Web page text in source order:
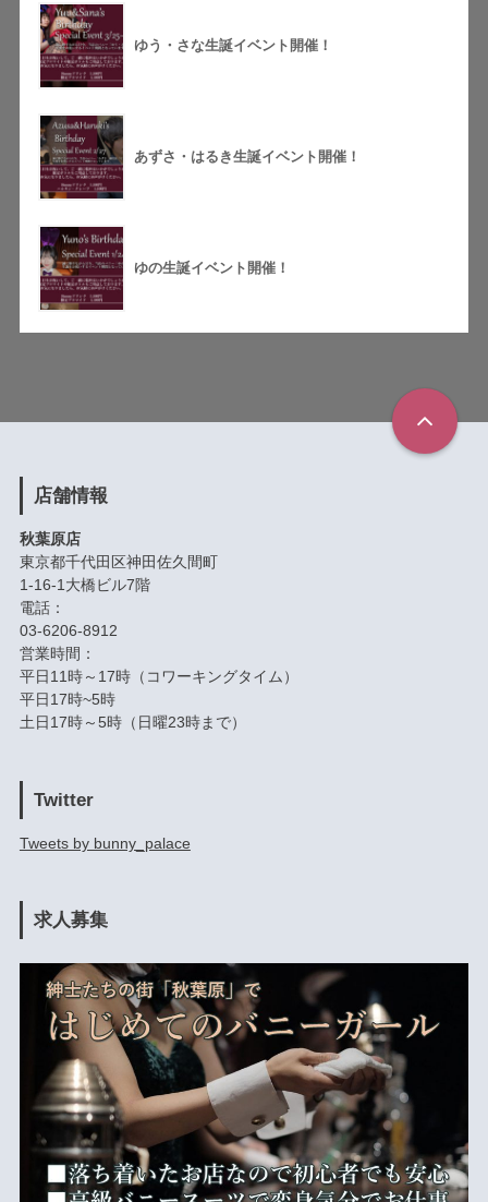
ゆう・さな生誕イベント開催！
あずさ・はるき生誕イベント開催！
ゆの生誕イベント開催！
店舗情報
秋葉原店
東京都千代田区神田佐久間町
1-16-1大橋ビル7階
電話：
03-6206-8912
営業時間：
平日11時～17時（コワーキングタイム）
平日17時~5時
土日17時～5時（日曜23時まで）
Twitter
Tweets by bunny_palace
求人募集